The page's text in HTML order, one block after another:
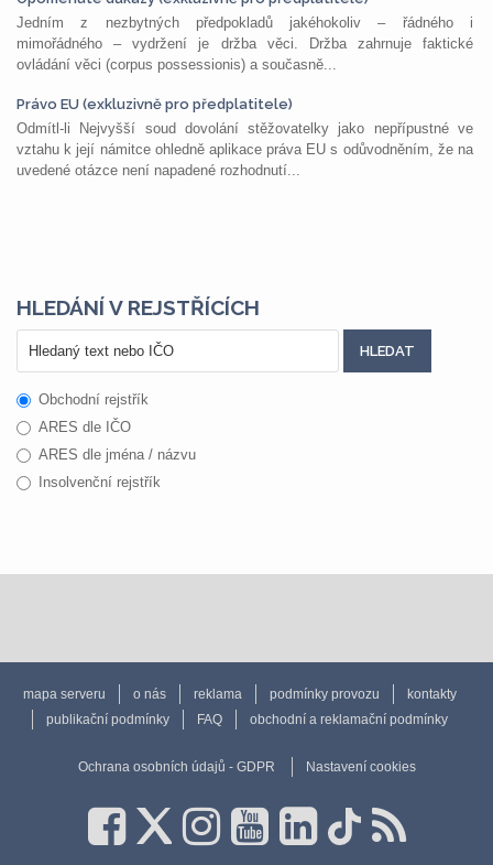
Jedním z nezbytných předpokladů jakéhokoliv – řádného i
mimořádného – vydržení je držba věci. Držba zahrnuje faktické
ovládání věci (corpus possessionis) a současně...
Právo EU (exkluzivně pro předplatitele)
Odmítl-li Nejvyšší soud dovolání stěžovatelky jako nepřípustné ve
vztahu k její námitce ohledně aplikace práva EU s odůvodněním, že na
uvedené otázce není napadené rozhodnutí...
HLEDÁNÍ V REJSTŘÍCÍCH
Obchodní rejstřík
ARES dle IČO
ARES dle jména / názvu
Insolvenční rejstřík
mapa serveru o nás reklama podmínky provozu
kontakty
publikační podmínky
FAQ obchodní a reklamační podmínky
Ochrana osobních údajů - GDPR Nastavení cookies